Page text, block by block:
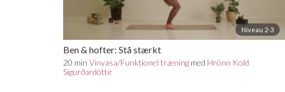
Niveau 2-3
Ben & hofter: Stå stærkt
20 min Vinyasa/Funktionel træning med Hrönn Kold
Sigurðardóttir